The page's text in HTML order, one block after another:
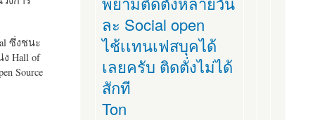
ซึ่งชนะ
Hall of
Source
ละ Social open
ไช้เเทนเฟสบุคได้
เลยครับ ติดตั่งไม่ได้
สักที
Ton